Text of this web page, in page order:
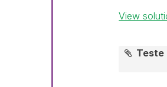
View
Teste